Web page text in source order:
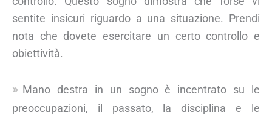
sentite insicuri riguardo a una situazione. Prendi
nota che dovete esercitare un certo controllo e
obiettività.
Mano destra in un sogno è incentrato su le
preoccupazioni, il passato, la disciplina e le